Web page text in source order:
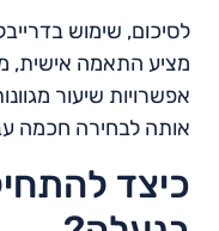
לסיכום, שימוש
מציע התאמה אישית,
אפשרויות שיעור
אותה לבחירה חכמה
כיצד